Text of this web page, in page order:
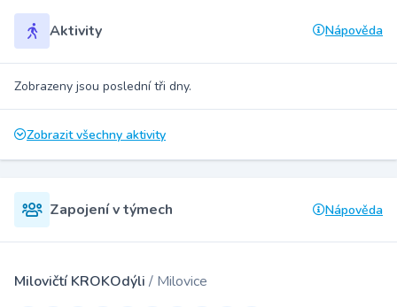
Aktivity Nápověda
Zobrazeny jsou poslední tři dny.
Zobrazit všechny aktivity
Zapojení v týmech Nápověda
Milovičtí KROKOdýli / Milovice